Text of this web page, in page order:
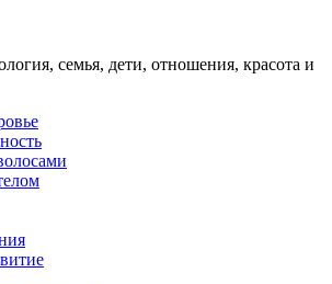
семья, дети, отношения, красота и